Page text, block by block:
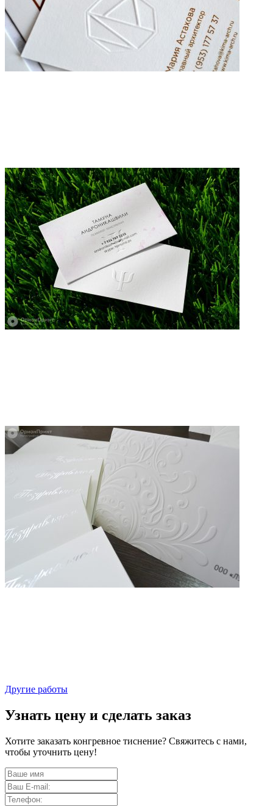
Другие работы
Узнать цену и сделать заказ
Хотите заказать конгревное тиснение? Свяжитесь с нами,
чтобы уточнить цену!